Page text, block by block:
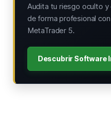
Audita tu riesgo oculto
de forma profesional con
MetaTrader 5.
Descubrir Software